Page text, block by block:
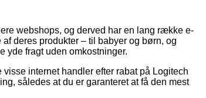
webshops, og derved har en lang række e-
deres produkter – til babyer og børn, og
yde fragt uden omkostninger.
internet handler efter rabat på Logitech
således at du er garanteret at få den mest